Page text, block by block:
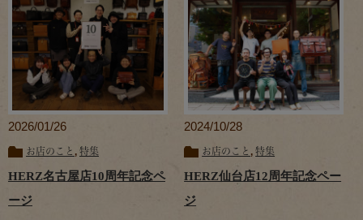
2026/01/26
お店のこと , 特集
HERZ名古屋店10周年記念ペ
ージ
2024/10/28
お店のこと ,特集
HERZ仙台店12周年記念ペー
ジ